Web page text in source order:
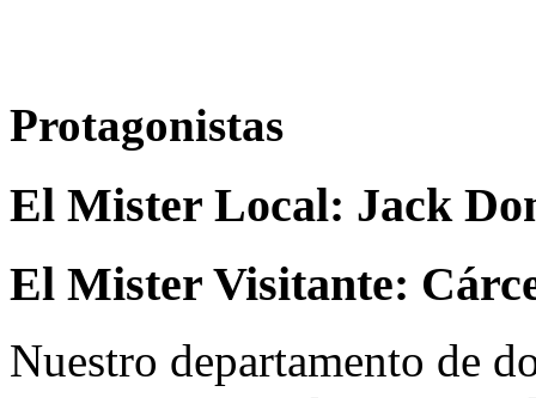
Protagonistas
El Mister Local: Jack
El Mister Visitante:
Nuestro departamento de